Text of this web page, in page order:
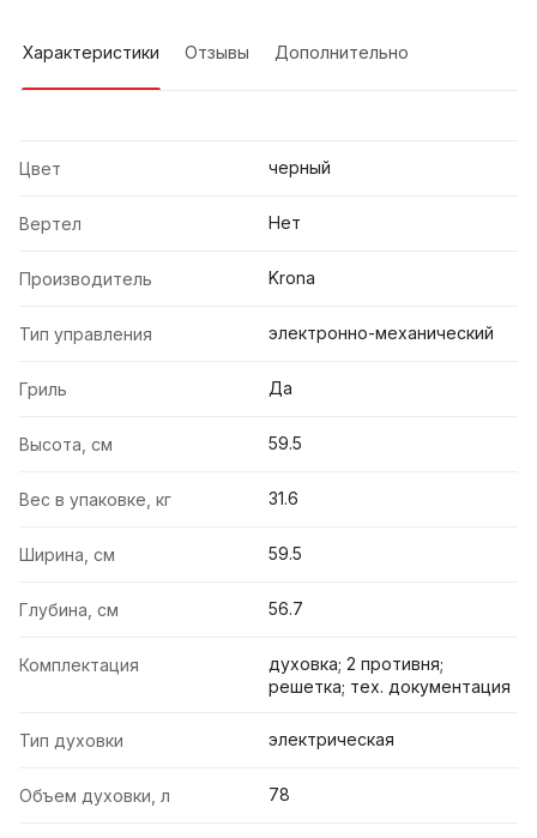
Характеристики Отзывы Дополнительно
Цвет черный
Вертел Нет
Производитель Krona
Тип управления электронно-механический
Гриль Да
Высота, см 59.5
Вес в упаковке, кг 31.6
Ширина, см 59.5
Глубина, см 56.7
Комплектация
духовка; 2 противня;
решетка; тех. документация
Тип духовки электрическая
Объем духовки, л 78